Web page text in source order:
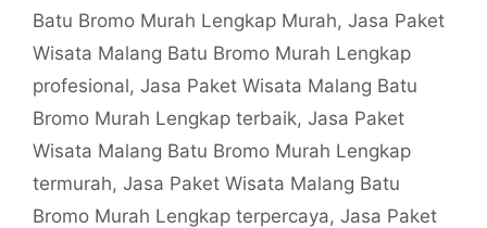
Batu Bromo Murah Lengkap Murah, Jasa Paket
Wisata Malang Batu Bromo Murah Lengkap
profesional, Jasa Paket Wisata Malang Batu
Bromo Murah Lengkap terbaik, Jasa Paket
Wisata Malang Batu Bromo Murah Lengkap
termurah, Jasa Paket Wisata Malang Batu
Bromo Murah Lengkap terpercaya, Jasa Paket